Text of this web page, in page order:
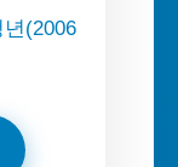
(2006